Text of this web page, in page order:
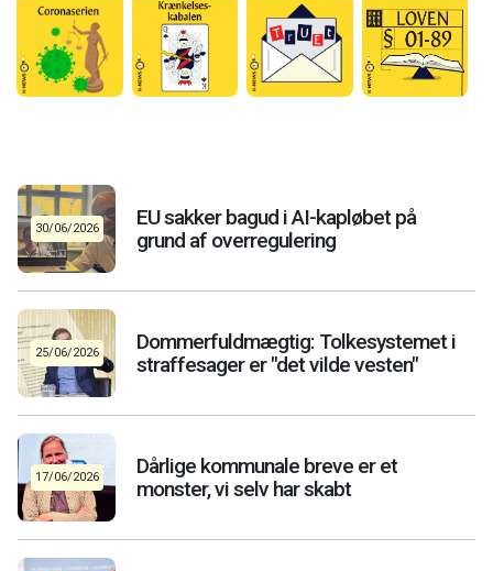
30/06/2026
EU sakker bagud i AI-kapløbet på
grund af overregulering
25/06/2026
Dommerfuldmægtig: Tolkesystemet i
straffesager er "det vilde vesten"
17/06/2026
Dårlige kommunale breve er et
monster, vi selv har skabt